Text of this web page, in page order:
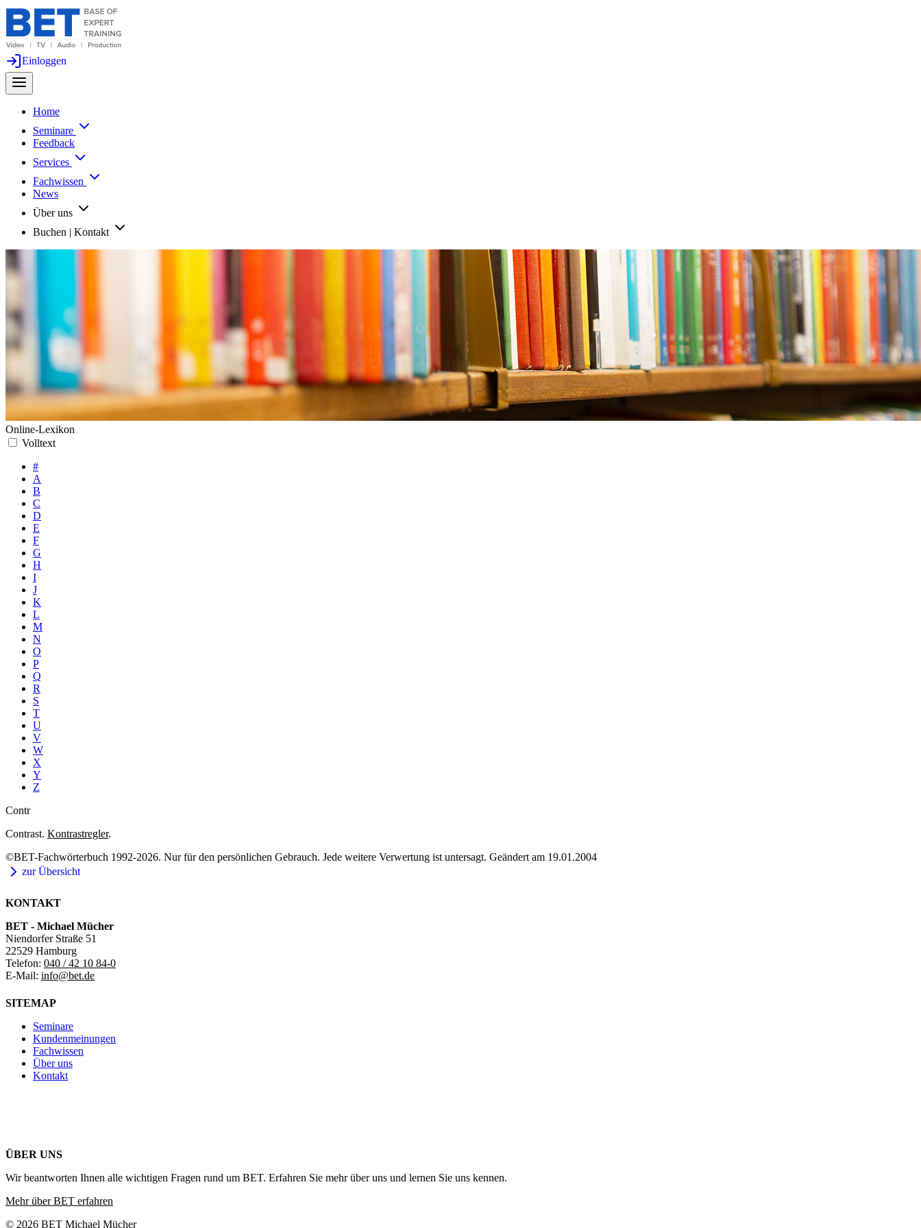
Einloggen
Home
Seminare
Feedback
Services
Fachwissen
News
Über uns
Buchen | Kontakt
Online-Lexikon
Volltext
#
A
B
C
D
E
F
G
H
I
J
K
L
M
N
O
P
Q
R
S
T
U
V
W
X
Y
Z
Contr
Contrast. Kontrastregler.
©BET-Fachwörterbuch 1992-2026. Nur für den persönlichen Gebrauch. Jede weitere Verwertung ist untersagt. Geändert am 19.01.2004
zur Übersicht
KONTAKT
BET - Michael Mücher
Niendorfer Straße 51
22529 Hamburg
Telefon: 040 / 42 10 84-0
E-Mail: info@bet.de
SITEMAP
Seminare
Kundenmeinungen
Fachwissen
Über uns
Kontakt
ÜBER UNS
Wir beantworten Ihnen alle wichtigen Fragen rund um BET. Erfahren Sie mehr über uns und lernen Sie uns kennen.
Mehr über BET erfahren
© 2026 BET Michael Mücher